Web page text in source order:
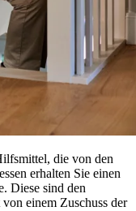
die von den
erhalten Sie einen
Diese sind den
einem Zuschuss der